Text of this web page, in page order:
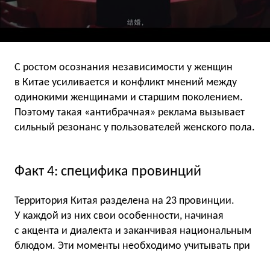
С ростом осознания независимости у женщин
в Китае усиливается и конфликт мнений между
одинокими женщинами и старшим поколением.
Поэтому такая «антибрачная» реклама вызывает
сильный резонанс у пользователей женского пола.
Факт 4: специфика провинций
Территория Китая разделена на 23 провинции.
У каждой из них свои особенности, начиная
с акцента и диалекта и заканчивая национальным
блюдом. Эти моменты необходимо учитывать при